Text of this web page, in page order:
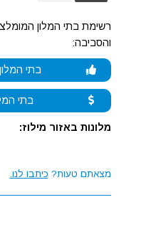
רשימת בתי המלון
והסביבה:
בתי המלון
בתי
מלונות באזור מילוז:
מצאתם טעות? כיתבו לנו.